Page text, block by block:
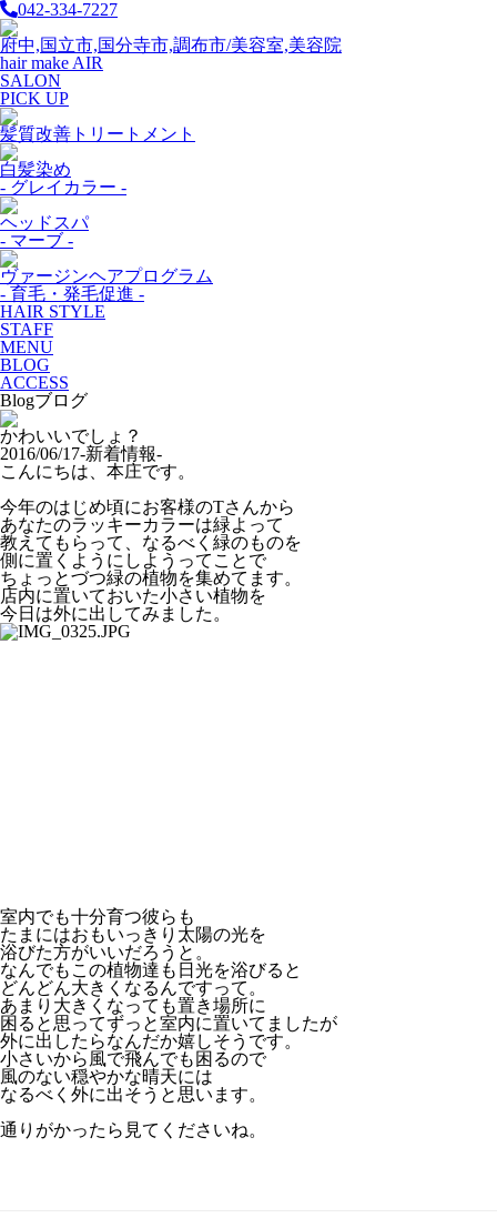
042-334-7227
府中,国立市,国分寺市,調布市/美容室,美容院
hair make AIR
SALON
PICK UP
髪質改善トリートメント
白髪染め
- グレイカラー -
ヘッドスパ
- マーブ -
ヴァージンヘアプログラム
- 育毛・発毛促進 -
HAIR STYLE
STAFF
MENU
BLOG
ACCESS
Blogブログ
かわいいでしょ？
2016/06/17-新着情報-
こんにちは、本庄です。
今年のはじめ頃にお客様のTさんから
あなたのラッキーカラーは緑よって
教えてもらって、なるべく緑のものを
側に置くようにしようってことで
ちょっとづつ緑の植物を集めてます。
店内に置いておいた小さい植物を
今日は外に出してみました。
室内でも十分育つ彼らも
たまにはおもいっきり太陽の光を
浴びた方がいいだろうと。
なんでもこの植物達も日光を浴びると
どんどん大きくなるんですって。
あまり大きくなっても置き場所に
困ると思ってずっと室内に置いてましたが
外に出したらなんだか嬉しそうです。
小さいから風で飛んでも困るので
風のない穏やかな晴天には
なるべく外に出そうと思います。
通りがかったら見てくださいね。